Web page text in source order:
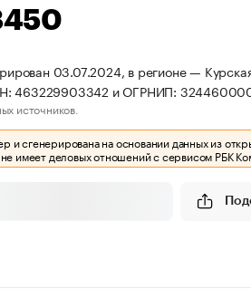
03.07.2024, в регионе —
463229903342 и ОГРНИП:
источников.
и сгенерирована на основании данных из
имеет деловых отношений с сервисом РБК